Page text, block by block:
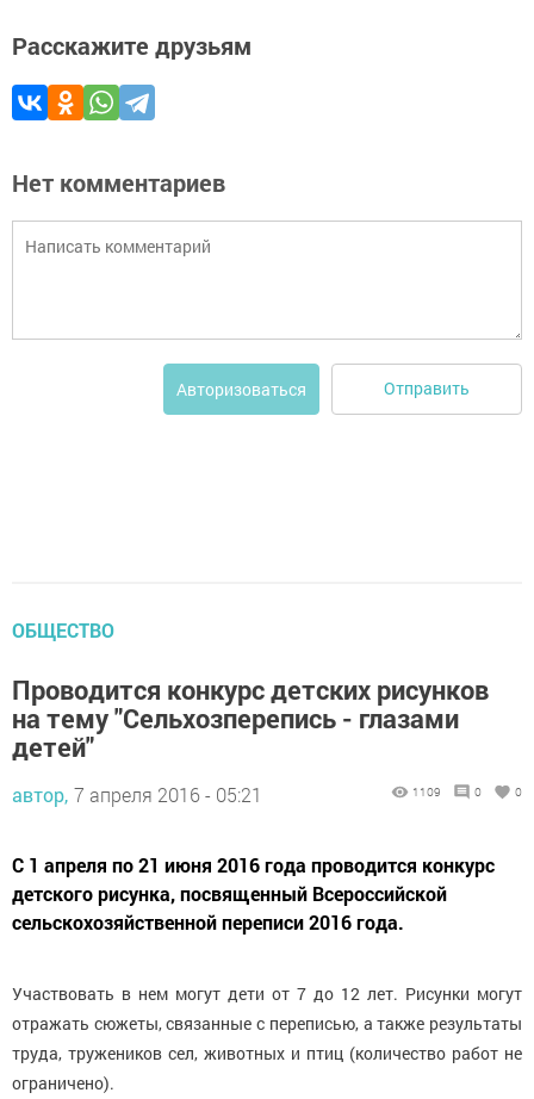
Расскажите друзьям
Нет комментариев
Авторизоваться Отправить
ОБЩЕСТВО
Проводится конкурс детских рисунков
на тему "Сельхозперепись - глазами
детей"
автор, 7 апреля 2016 - 05:21 1109 0 0
С 1 апреля по 21 июня 2016 года проводится конкурс
детского рисунка, посвященный Всероссийской
сельскохозяйственной переписи 2016 года.
Участвовать в нем могут дети от 7 до 12 лет. Рисунки могут
отражать сюжеты, связанные с переписью, а также результаты
труда, тружеников сел, животных и птиц (количество работ не
ограничено).